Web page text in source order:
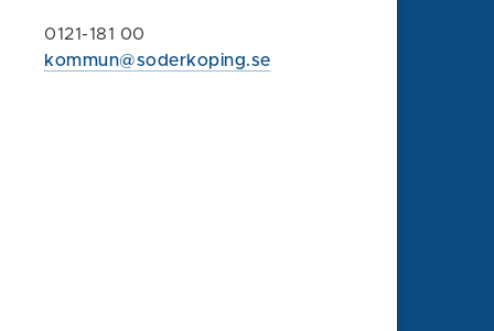
0121-181 00
kommun@soderkoping.se
614 80 Söderköping